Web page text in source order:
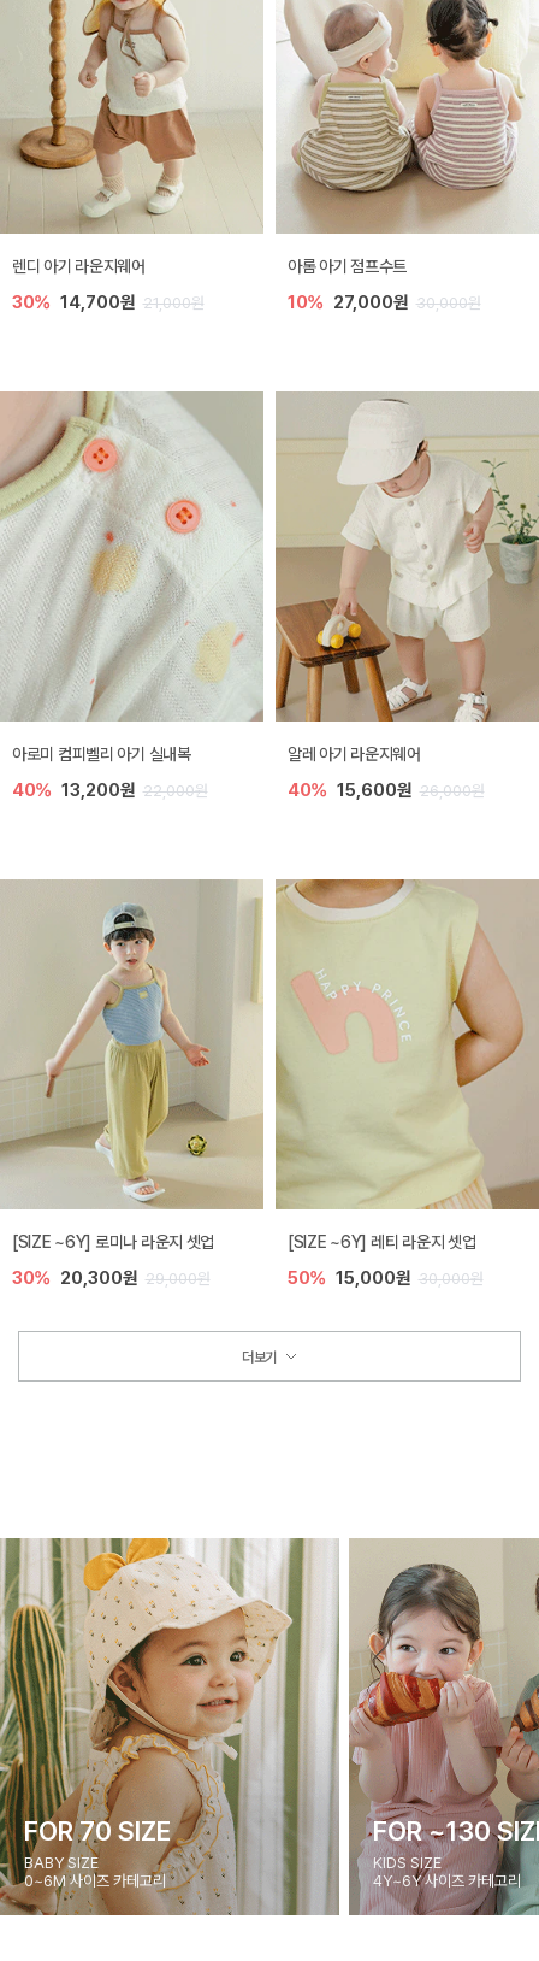
렌디 아기 라운지웨어
30% 14,700원 21,000원
아롬 아기 점프수트
10% 27,000원 30,000원
아로미 컴피벨리 아기 실내복
40% 13,200원 22,000원
알레 아기 라운지웨어
40% 15,600원 26,000원
[SIZE ~6Y] 로미나 라운지 셋업
30% 20,300원 29,000원
[SIZE ~6Y] 레티 라운지 셋업
50% 15,000원 30,000원
더보기
FOR 70 SIZE
BABY SIZE
0~6M 사이즈 카테고리
FOR ~130
KIDS SIZE
4Y~6Y 사이즈 카테고리